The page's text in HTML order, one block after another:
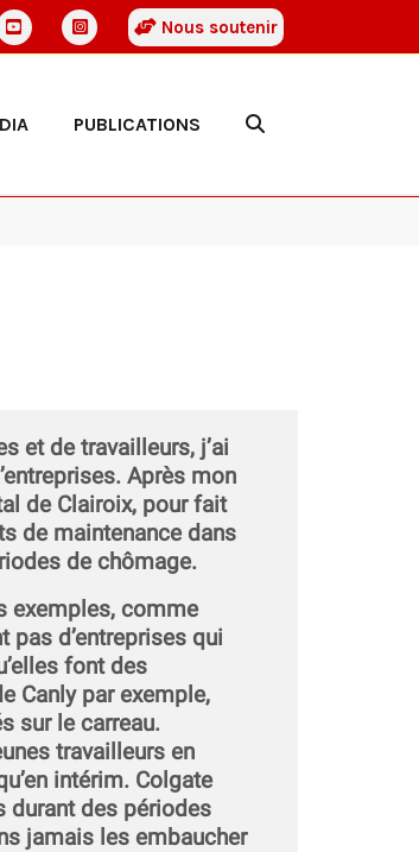
Nous soutenir
PUBLICATIONS
et de travailleurs, j’ai
Après mon
de Clairoix, pour fait
de maintenance dans
de chômage.
exemples, comme
pas d’entreprises qui
font des
Canly par exemple,
sur le carreau.
travailleurs en
intérim. Colgate
durant des périodes
jamais les embaucher